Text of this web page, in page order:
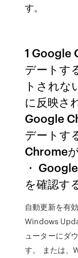
す。
1 Google
デートす
トされな
に反映さ
Google
デートす
Chrome
・
を確認す
自動更新を有
Windows
ューターにダ
す。 または、